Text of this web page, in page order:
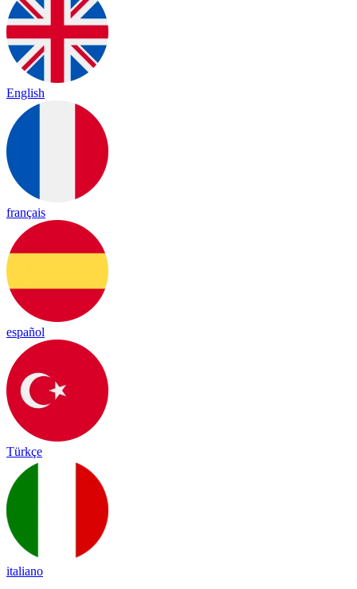
English
français
español
Türkçe
italiano